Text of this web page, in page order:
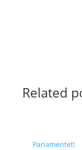
Related
Parlamentet!